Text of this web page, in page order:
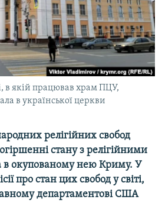
КРИМУ
в якій працював храм ПЦУ,
в української церкви
релігійних свобод
стану з релігійними
в окупованому нею Криму. У
про стан цих свобод у світі,
департаментові США